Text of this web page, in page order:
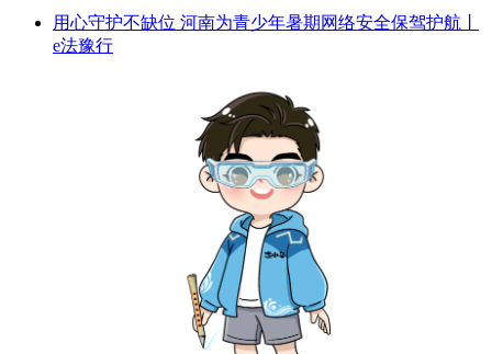
用心守护不缺位 河南为青少年暑期网络安全保驾护航丨
e法豫行